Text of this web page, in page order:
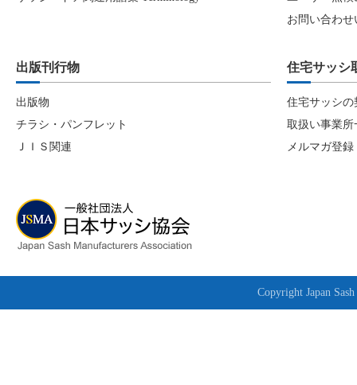
お問い合わ
出版刊行物
出版物
チラシ・パンフレット
ＪＩＳ関連
住宅サッシ
住宅サッシの
取扱い事業所
メルマガ登録
Copyright Japan